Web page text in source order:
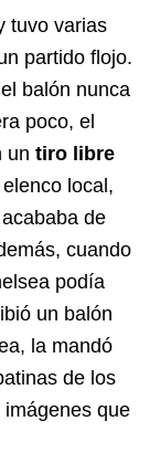
tuvo varias
partido flojo.
balón nunca
poco, el
un tiro libre
local,
de
cuando
podía
un balón
la mandó
de los
imágenes que